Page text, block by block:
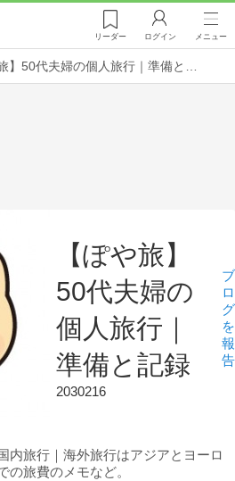
リーダー ログイン メニュー
【ぽや旅】50代夫婦の個人旅行｜準備と記録
【ぽや旅】
50代夫婦の
個人旅行｜
準備と記録
2030216
ブ
ロ
グ
を
報
告
内旅行｜海外旅行はアジアとヨーロ
の旅費のメモなど。